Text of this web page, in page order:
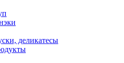
деликатесы